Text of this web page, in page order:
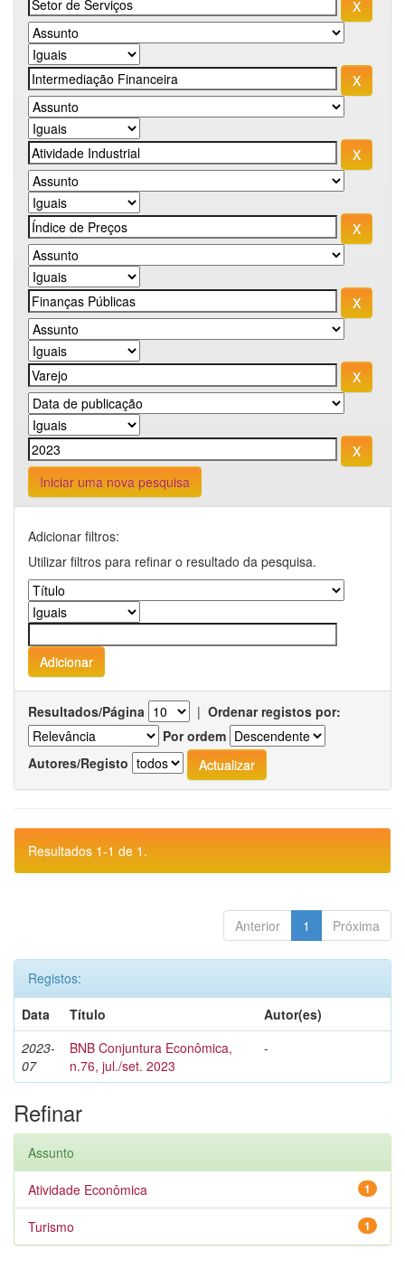
Iniciar uma nova pesquisa
Adicionar filtros:
Utilizar filtros para refinar o resultado da pesquisa.
Resultados/Página | Ordenar registos por:
Por ordem
Autores/Registo
Resultados 1-1 de 1.
Anterior 1 Próxima
Registos:
Data
Título
Autor(es)
2023-
07
BNB Conjuntura Econômica,
n.76, jul./set. 2023
-
Refinar
Assunto
1
Atividade Econômica
1
Turismo